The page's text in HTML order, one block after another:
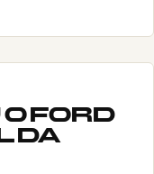
FORD
DA